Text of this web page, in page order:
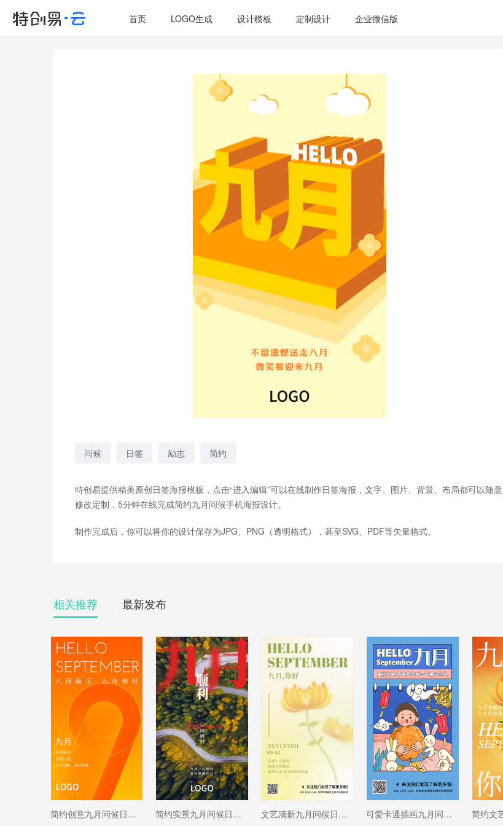
首页 LOGO生成 设计模板 定制设计 企业微信版
问候 日签 励志 简约
特创易提供精美原创日签海报模板，点击“进入编辑”可以在线制作日签海报，文字、图片、背景、布局都可以随意
修改定制，5分钟在线完成简约九月问候手机海报设计。
制作完成后，你可以将你的设计保存为JPG、PNG（透明格式），甚至SVG、PDF等矢量格式。
相关推荐 最新发布
简约创意九月问候日签手机海报设计 简约实景九月问候日签手机海报设计 文艺清新九月问候日签海报设计 可爱卡通插画九月问候日签手机海报设计